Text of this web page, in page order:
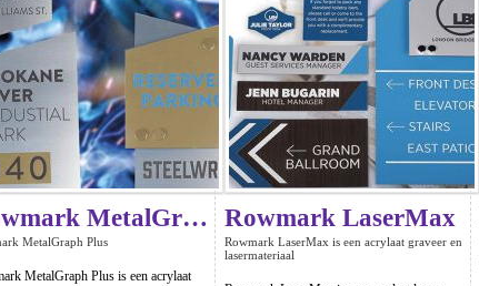
Rowmark MetalGraph Plus
MetalGraph Plus
MetalGraph Plus is een acrylaat
Rowmark LaserMax
Rowmark LaserMax is een acrylaat graveer en
lasermateriaal